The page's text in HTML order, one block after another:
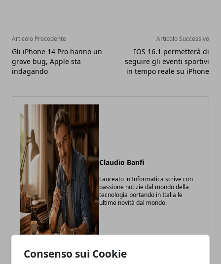
Consenso sui Cookie
Articolo Precedente
Gli iPhone 14 Pro hanno un
grave bug, Apple sta
indagando
Articolo Successivo
IOS 16.1 permetterà di
seguire gli eventi sportivi
in tempo reale su iPhone
Claudio Banfi
Laureato in Informatica scrive con
passione notizie dal mondo della
tecnologia portando in Italia le
ultime novità dal mondo.